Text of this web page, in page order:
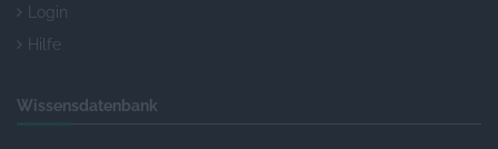
Login
Hilfe
Wissensdatenbank